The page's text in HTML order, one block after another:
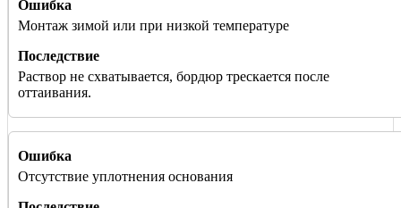
Монтаж зимой или при низкой температуре
Раствор не схватывается, бордюр трескается после
оттаивания.
Отсутствие уплотнения основания